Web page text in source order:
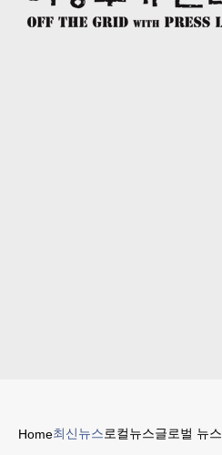
Home최신뉴스로컬뉴스글로벌 뉴스